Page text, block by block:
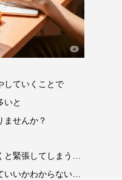
していくことで
いと
ませんか？
と緊張してしまう…
いいかわからない…